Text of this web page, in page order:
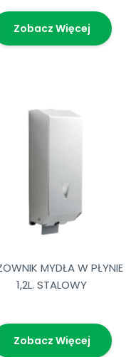
Zobacz Więcej
MYDŁA W PŁYNIE
1,2L. STALOWY
Zobacz Więcej